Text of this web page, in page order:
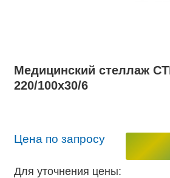
Медицинский стеллаж
220/100х30/6
Цена по запросу
Для уточнения цены: